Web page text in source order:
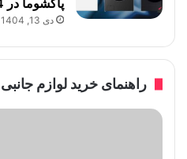
پاکشوما در 2024
دی 13, 1404
راهنمای خرید لوازم جانبی